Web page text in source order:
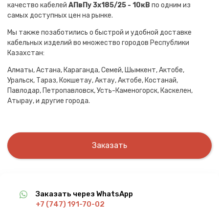
качество кабелей АПвПу 3х185/25 - 10кВ по одним из
самых доступных цен на рынке.
Мы также позаботились о быстрой и удобной доставке
кабельных изделий во множество городов Республики
Казахстан:
Алматы, Астана, Караганда, Семей, Шымкент, Актобе,
Уральск, Тараз, Кокшетау, Актау, Актобе, Костанай,
Павлодар, Петропавловск, Усть-Каменогорск, Каскелен,
Атырау, и другие города.
Заказать
Заказать через WhatsApp
+7 (747) 191-70-02